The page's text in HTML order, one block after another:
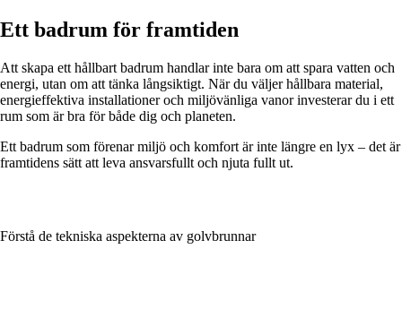
Ett badrum för framtiden
Att skapa ett hållbart badrum handlar inte bara om att spara vatten och
energi, utan om att tänka långsiktigt. När du väljer hållbara material,
energieffektiva installationer och miljövänliga vanor investerar du i ett
rum som är bra för både dig och planeten.
Ett badrum som förenar miljö och komfort är inte längre en lyx – det är
framtidens sätt att leva ansvarsfullt och njuta fullt ut.
Förstå de tekniska aspekterna av golvbrunnar